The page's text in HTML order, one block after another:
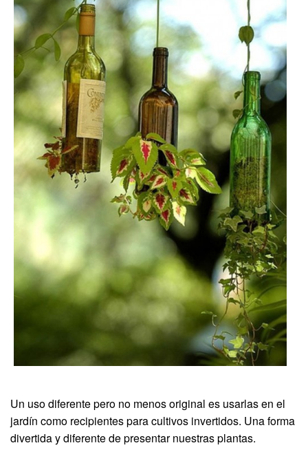
Un uso diferente pero no menos original es usarlas en el
jardín como recipientes para cultivos invertidos. Una forma
divertida y diferente de presentar nuestras plantas.